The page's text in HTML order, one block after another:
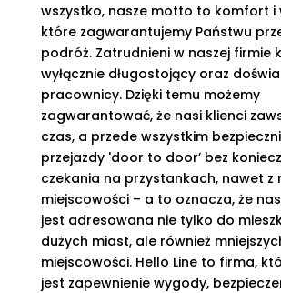
wszystko, nasze motto to komfort i
które zagwarantujemy Państwu
podróż. Zatrudnieni w naszej firmie
wyłącznie długostojący oraz
pracownicy. Dzięki temu możemy
zagwarantować, że nasi klienci
czas, a przede wszystkim
przejazdy 'door to door’ bez
czekania na przystankach, nawet z
miejscowości – a to oznacza, że
jest adresowana nie tylko do
dużych miast, ale również
miejscowości. Hello Line to firma,
jest zapewnienie wygody,